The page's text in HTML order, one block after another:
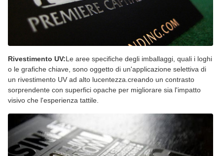
Rivestimento UV:Le aree specifiche degli imballaggi, quali i loghi
o le grafiche chiave, sono oggetto di un'applicazione selettiva di
un rivestimento UV ad alto lucentezza.creando un contrasto
sorprendente con superfici opache per migliorare sia l'impatto
visivo che l'esperienza tattile.